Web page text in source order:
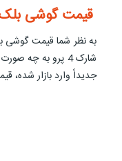
قیمت گوشی بلک
به نظر شما قیمت گوشی بلک شارک 4 پرو در مقابل رقبا به
جدیداً وارد بازار شده،